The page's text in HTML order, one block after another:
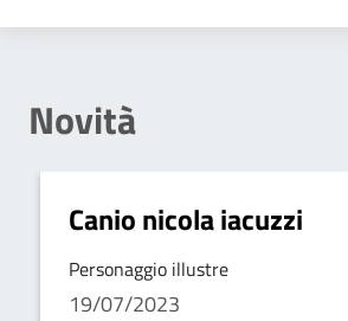
Novità
Canio nicola iacuzzi
Personaggio illustre
19/07/2023